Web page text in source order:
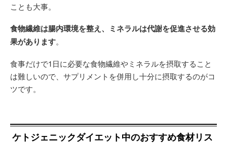
ことも大事。
食物繊維は腸内環境を整え、ミネラルは代謝を促進させる効
果があります。
食事だけで1日に必要な食物繊維やミネラルを摂取すること
は難しいので、サプリメントを併用し十分に摂取するのがコ
ツです。
ケトジェニックダイエット中のおすすめ食材リス